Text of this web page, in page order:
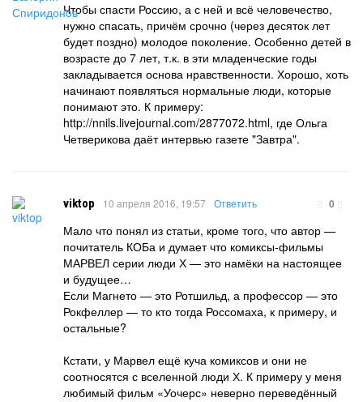
Чтобы спасти Россию, а с ней и всё человечество,
нужно спасать, причём срочно (через десяток лет
будет поздно) молодое поколение. Особенно детей в
возрасте до 7 лет, т.к. в эти младенческие годы
закладывается основа нравственности. Хорошо, хоть
начинают появляться нормальные люди, которые
понимают это. К примеру:
http://nnils.livejournal.com/2877072.html, где Ольга
Четверикова даёт интервью газете "Завтра".
viktop 10 апреля 2016, 19:57 0
Ответить
Мало что понял из статьи, кроме того, что автор —
почитатель КОБа и думает что комиксы-фильмы
МАРВЕЛ серии люди Х — это намёки на настоящее
и будущее…
Если Магнето — это Ротшильд, а профессор — это
Рокфеллер — то кто тогда Россомаха, к примеру, и
остальные?
Кстати, у Марвел ещё куча комиксов и они не
соотносятся с вселенной люди Х. К примеру у меня
любимый фильм «Уочерс» неверно переведённый